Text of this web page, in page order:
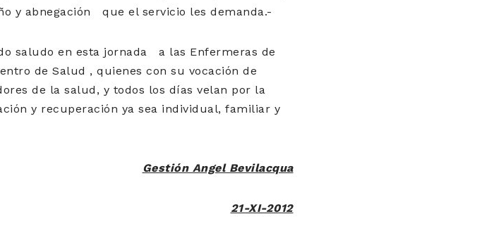
y abnegación que el servicio les demanda.-
saludo en esta jornada a las Enfermeras de
de Salud , quienes con su vocación de
de la salud, y todos los días velan por la
y recuperación ya sea individual, familiar y
Gestión Angel Bevilacqua
21-XI-2012